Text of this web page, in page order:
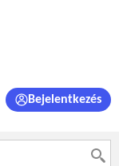
Bejelentkezés